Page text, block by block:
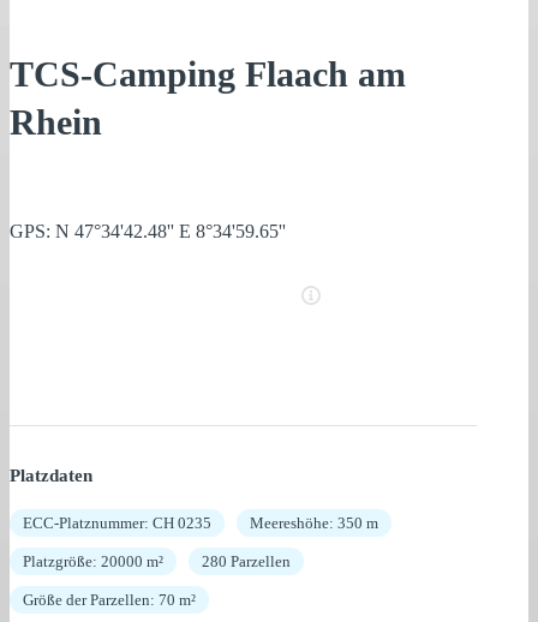
TCS-Camping Flaach am
Rhein
GPS: N 47°34'42.48'' E 8°34'59.65''
Platzdaten
ECC-Platznummer: CH 0235 Meereshöhe: 350 m
Platzgröße: 20000 m² 280 Parzellen
Größe der Parzellen: 70 m²